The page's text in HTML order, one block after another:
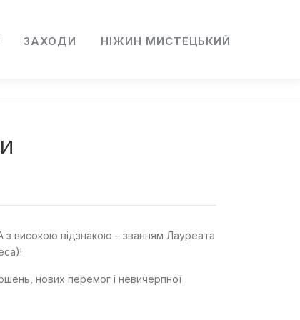
ЗАХОДИ
НІЖИН МИСТЕЦЬКИЙ
високою відзнакою – званням Лауреата
нових перемог і невичерпної